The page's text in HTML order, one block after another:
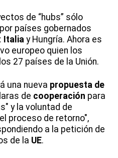
de “hubs” sólo
países gobernados
: Italia y Hungría. Ahora es
europeo quien los
27 países de la Unión.
una nueva propuesta de
de cooperación para
y la voluntad de
proceso de retorno",
a la petición de
de la UE.